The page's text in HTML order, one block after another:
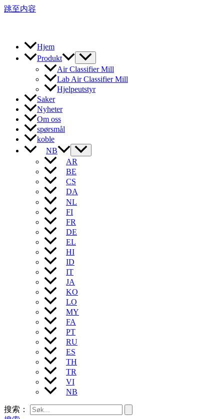
跳至内容
Hjem
Produkt
Air Classifier Mill
Lab Air Classifier Mill
Hjelpeutstyr
Saker
Nyheter
Om oss
spørsmål
koble
NB
AR
BE
CS
DA
NL
FI
FR
DE
EL
HI
ID
IT
JA
KO
LO
MY
FA
PT
RU
ES
TH
TR
VI
NB
搜索：